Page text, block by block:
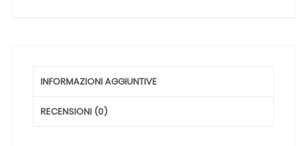
INFORMAZIONI AGGIUNTIVE
RECENSIONI (0)